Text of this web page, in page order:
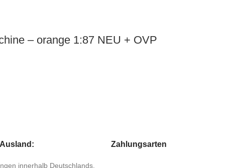
– orange 1:87 NEU + OVP
innerhalb Deutschlands,
Zahlungsarten